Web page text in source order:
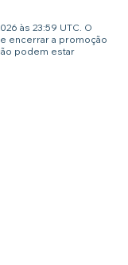
às 23:59 UTC. O
encerrar a promoção
podem estar